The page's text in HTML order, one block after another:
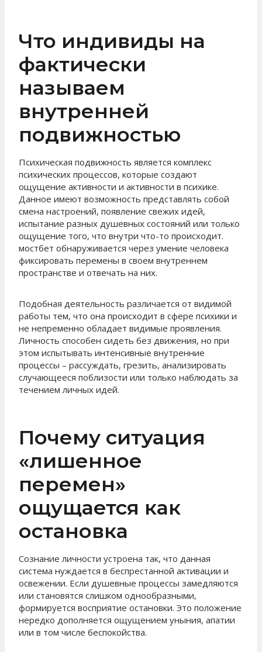
Что индивиды на
фактически
называем
внутренней
подвижностью
Психическая подвижность является комплекс
психических процессов, которые создают
ощущение активности и активности в психике.
Данное имеют возможность представлять собой
смена настроений, появление свежих идей,
испытание разных душевных состояний или только
ощущение того, что внутри что-то происходит.
мостбет обнаруживается через умение человека
фиксировать перемены в своем внутреннем
пространстве и отвечать на них.
Подобная деятельность различается от видимой
работы тем, что она происходит в сфере психики и
не непременно обладает видимые проявления.
Личность способен сидеть без движения, но при
этом испытывать интенсивные внутренние
процессы – рассуждать, грезить, анализировать
случающееся поблизости или только наблюдать за
течением личных идей.
Почему ситуация
«лишенное
перемен»
ощущается как
остановка
Сознание личности устроена так, что данная
система нуждается в беспрестанной активации и
освежении. Если душевные процессы замедляются
или становятся слишком однообразными,
формируется восприятие остановки. Это положение
нередко дополняется ощущением уныния, апатии
или в том числе беспокойства.